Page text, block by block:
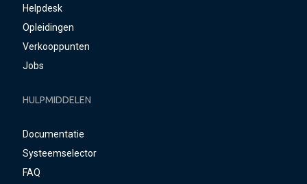
Helpdesk
Opleidingen
Verkooppunten
Jobs
HULPMIDDELEN
Documentatie
Systeemselector
FAQ